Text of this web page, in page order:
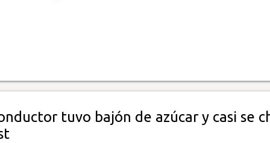
tuvo bajón de azúcar y casi se